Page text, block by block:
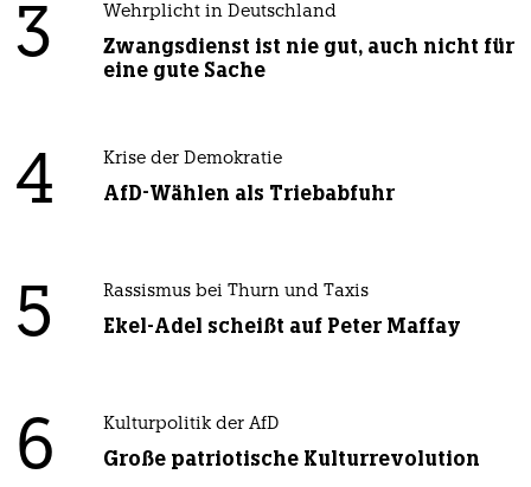
3 Wehrplicht in Deutschland
Zwangsdienst ist nie gut, auch nicht für
eine gute Sache
4 Krise der Demokratie
AfD-Wählen als Triebabfuhr
5 Rassismus bei Thurn und Taxis
Ekel-Adel scheißt auf Peter Maffay
6 Kulturpolitik der AfD
Große patriotische Kulturrevolution